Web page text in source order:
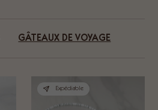
GÂTEAUX DE VOYAGE
Expédiable